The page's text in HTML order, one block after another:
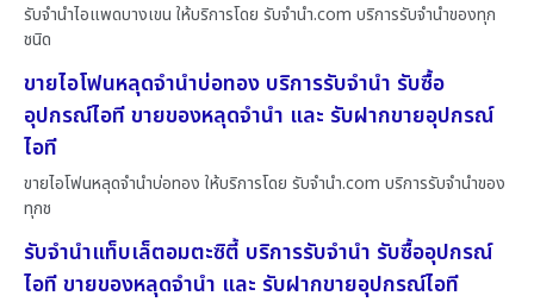
รับจำนำไอแพดบางเขน ให้บริการโดย รับจํานํา.com บริการรับจำนำของทุก
ชนิด
ขายไอโฟนหลุดจำนำบ่อทอง บริการรับจำนำ รับซื้อ
อุปกรณ์ไอที ขายของหลุดจำนำ และ รับฝากขายอุปกรณ์
ไอที
ขายไอโฟนหลุดจำนำบ่อทอง ให้บริการโดย รับจํานํา.com บริการรับจำนำของ
ทุกช
รับจำนำแท็บเล็ตอมตะซิตี้ บริการรับจำนำ รับซื้ออุปกรณ์
ไอที ขายของหลุดจำนำ และ รับฝากขายอุปกรณ์ไอที